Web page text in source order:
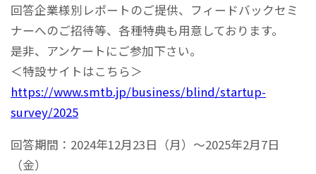
回答企業様別レポートのご提供、フィードバックセミ
ナーへのご招待等、各種特典も用意しております。
是非、アンケートにご参加下さい。
＜特設サイトはこちら＞
https://www.smtb.jp/business/blind/startup-
survey/2025
回答期間：2024年12月23日（月）～2025年2月7日
（金）